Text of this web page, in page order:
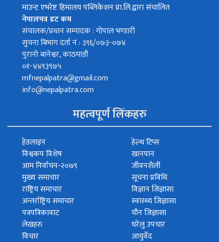
माउन्ट एभरेष्ट हिमालय पब्लिकेशन प्रा.लि.द्वारा संचालित
नेपालपत्र डट कम
संचालक/प्रधान सम्पादक : गोपाल भण्डारी
सुचना बिभाग दर्ता नं : ३९६/०७३-०७४
पुरानो बानेश्वर, काठमाडौं
०१-४४९३९७५
mfnepalpatra@gmail.com
info@nepalpatra.com
महत्वपूर्ण लिंकहरु
हेडलाइन
विश्वकप विशेष
आम निर्वाचन-२०७९
मुख्य समाचार
राष्ट्रिय समाचार
अन्तर्राष्ट्रिय समाचार
पत्रपत्रिकावाट
लेखहरु
विचार
हेल्थ टिप्स
खानपान
जीवनशैली
सूचना प्रविधि
विज्ञान जिज्ञासा
स्वास्थ्य जिज्ञासा
यौन जिज्ञासा
घरेलु उपचार
आयुर्वेद